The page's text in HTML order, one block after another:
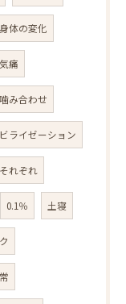
身体の変化
痛
み合わせ
ライゼーション
れぞれ
0.1％ 土寝